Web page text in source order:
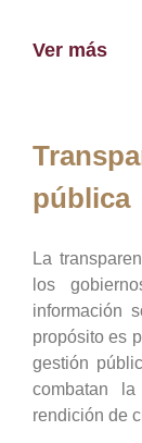
Ver más
pública
La
los
información
propósito es
gestión
combatan
rendición de